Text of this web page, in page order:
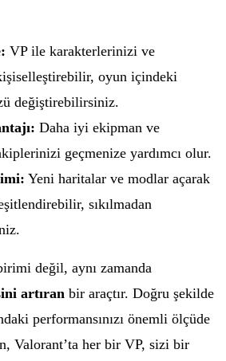
VP ile karakterlerinizi ve
oyun içindeki
değiştirebilirsiniz.
Daha iyi ekipman ve
geçmenize yardımcı olur.
Yeni haritalar ve modlar açarak
sıkılmadan
değil, aynı zamanda
artıran bir araçtır. Doğru şekilde
performansınızı önemli ölçüde
Valorant’ta her bir VP, sizi bir